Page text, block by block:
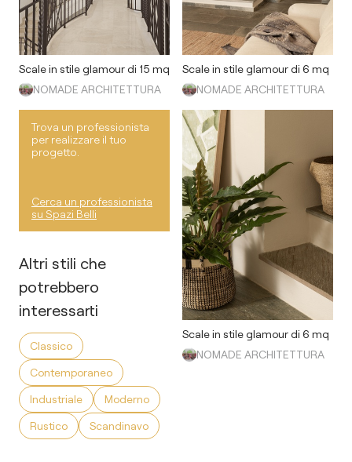
Scale in stile glamour di 15 mq
NOMADE ARCHITETTURA
Trova un professionista
per realizzare il tuo
progetto.
Cerca un professionista
su Spazi Belli
Altri stili che
potrebbero
interessarti
Classico
Contemporaneo
Industriale
Moderno
Rustico
Scandinavo
Scale in stile glamour di 6 mq
NOMADE ARCHITETTURA
Scale in stile glamour di 6 mq
NOMADE ARCHITETTURA